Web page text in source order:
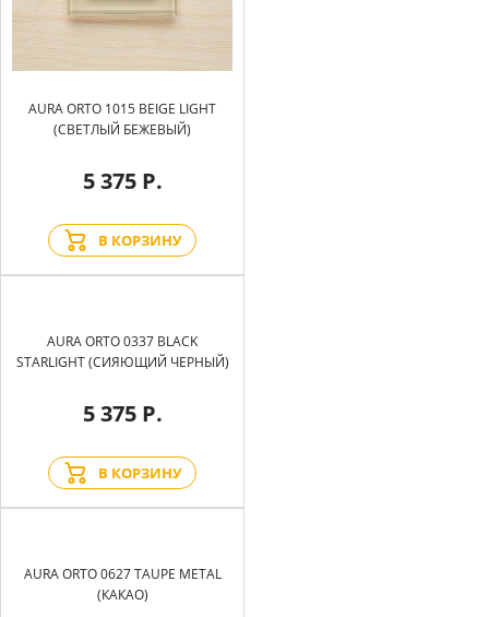
AURA ORTO 1015 BEIGE LIGHT
(СВЕТЛЫЙ БЕЖЕВЫЙ)
5 375 Р.
В КОРЗИНУ
AURA ORTO 0337 BLACK
STARLIGHT (СИЯЮЩИЙ ЧЕРНЫЙ)
5 375 Р.
В КОРЗИНУ
AURA ORTO 0627 TAUPE METAL
(КАКАО)